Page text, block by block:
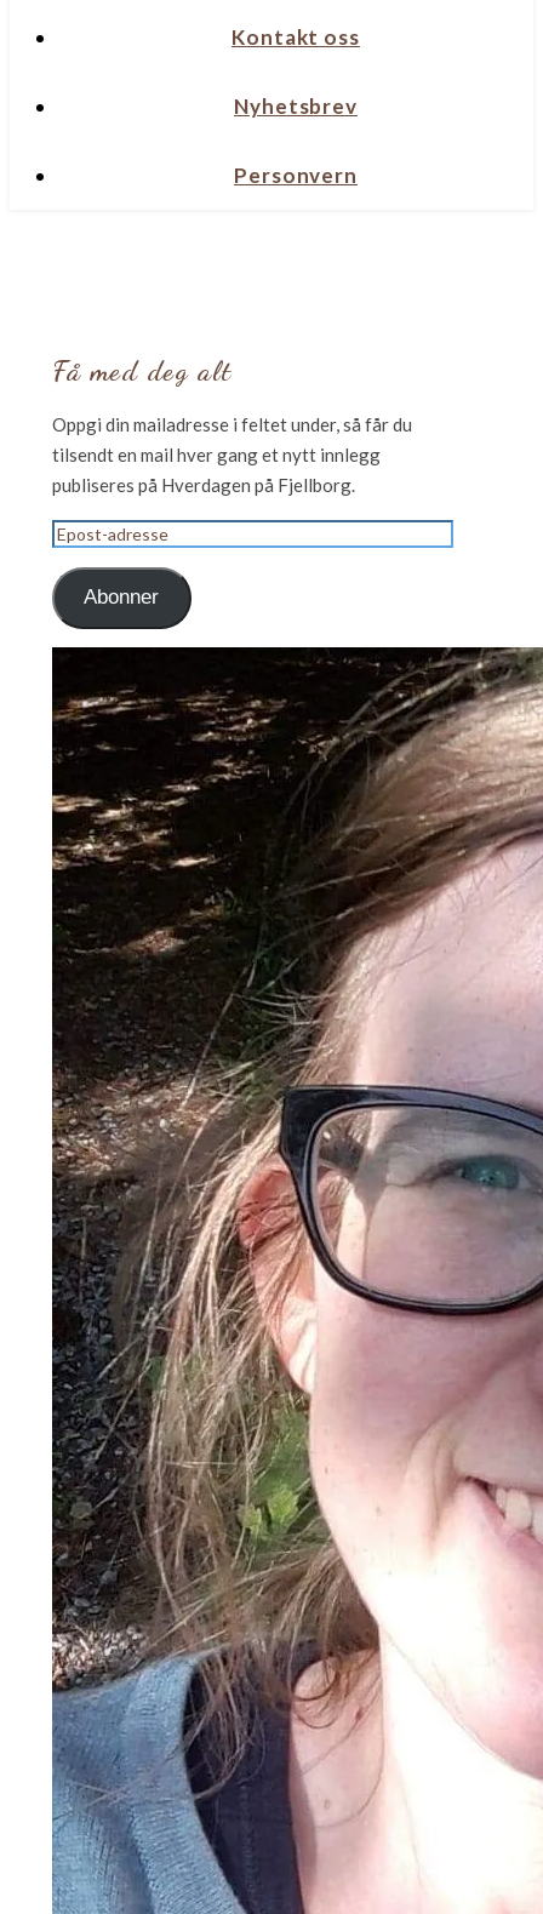
Kontakt oss
Nyhetsbrev
Personvern
Få med deg alt
Oppgi din mailadresse i feltet under, så får du
tilsendt en mail hver gang et nytt innlegg
publiseres på Hverdagen på Fjellborg.
Epost-
adresse
Abonner